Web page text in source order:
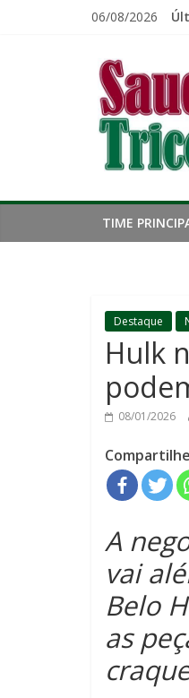
06/08/2026
TIME
Destaque
Hulk
08/01/2026
Compartilhe
A
vai
Belo
as